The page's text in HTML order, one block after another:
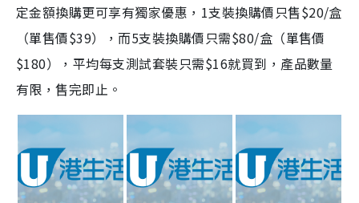
定金額換購更可享有獨家優惠，1支裝換購價只售$20/盒
（單售價$39），而5支裝換購價只需$80/盒（單售價
$180），平均每支測試套裝只需$16就買到，產品數量
有限，售完即止。